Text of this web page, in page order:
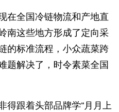
在全国冷链物流和产地直
南这些地方形成了定向采
的标准流程，小众蔬菜跨
题解决了，时令素菜全国
得跟着头部品牌学“月月上